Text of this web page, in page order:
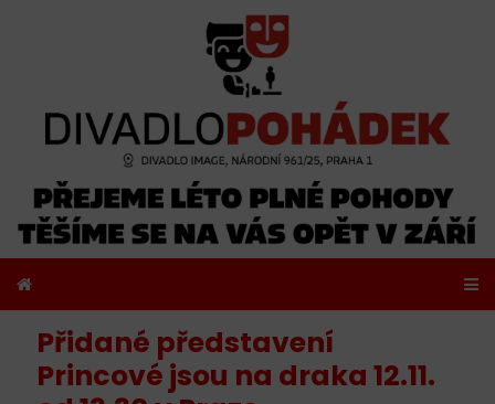
Přidané představení
Princové jsou na draka 12.11.